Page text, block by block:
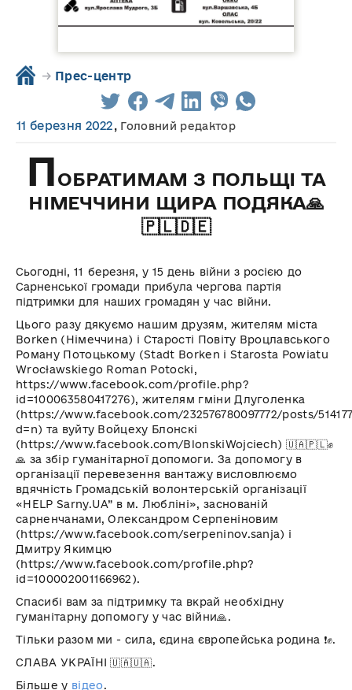
→ Прес-центр
11 березня 2022, Головний редактор
ПОБРАТИМАМ З ПОЛЬЩІ ТА
НІМЕЧЧИНИ ЩИРА ПОДЯКА🙏
🇵🇱🇩🇪
Сьогодні, 11 березня, у 15 день війни з росією до
Сарненської громади прибула чергова партія
підтримки для наших громадян у час війни.
Цього разу дякуємо нашим друзям, жителям міста
Borken (Німеччина) і Старості Повіту Вроцлавського
Роману Потоцькому (Stadt Borken i Starosta Powiatu
Wrocławskiego Roman Potocki,
https://www.facebook.com/profile.php?
id=100063580417276), жителям гміни Длуголенка
(https://www.facebook.com/232576780097772/posts/
d=n) та вуйту Войцеху Блонскі
(https://www.facebook.com/BlonskiWojciech) 🇺🇦🇵🇱✊
🙏 за збір гуманітарної допомоги. За допомогу в
організації перевезення вантажу висловлюємо
вдячність Громадській волонтерській організації
«HELP Sarny.UA” в м. Любліні», заснованій
сарненчанами, Олександром Серпеніновим
(https://www.facebook.com/serpeninov.sanja) і
Дмитру Якимцю
(https://www.facebook.com/profile.php?
id=100002001166962).
Спасибі вам за підтримку та вкрай необхідну
гуманітарну допомогу у час війни🙏.
Тільки разом ми - сила, єдина європейська родина ❗️✊.
СЛАВА УКРАЇНІ 🇺🇦🇺🇦.
Більше у відео.